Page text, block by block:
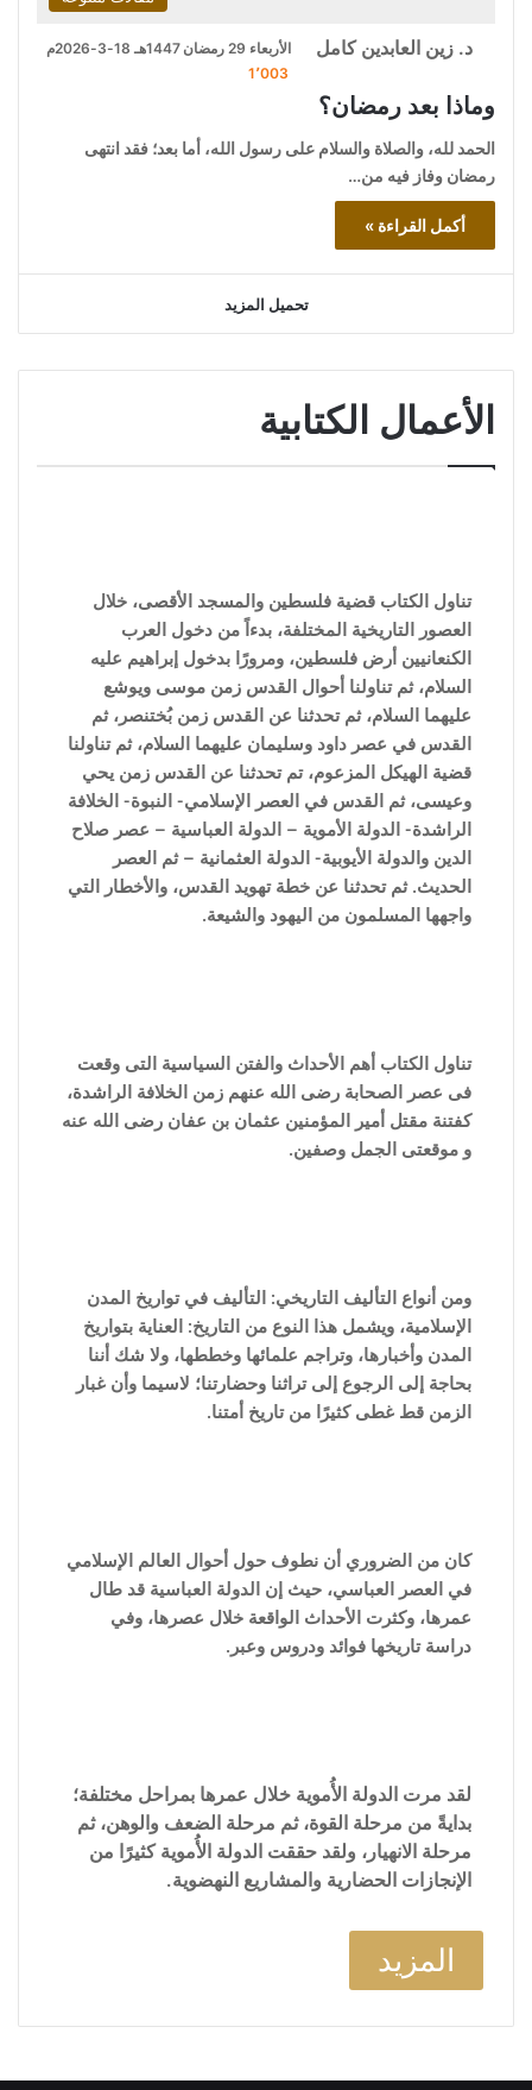
د. زين العابدين كامل
الأربعاء 29 رمضان 1447هـ 18-3-2026م
1٬003
وماذا بعد رمضان؟
الحمد لله، والصلاة والسلام على رسول الله، أما بعد؛ فقد انتهى
رمضان وفاز فيه من…
أكمل القراءة »
تحميل المزيد
الأعمال الكتابية
تناول الكتاب قضية فلسطين والمسجد الأقصى، خلال
العصور التاريخية المختلفة، بدءاً من دخول العرب
الكنعانيين أرض فلسطين، ومرورًا بدخول إبراهيم عليه
السلام، ثم تناولنا أحوال القدس زمن موسى ويوشع
عليهما السلام، ثم تحدثنا عن القدس زمن بُختنصر، ثم
القدس في عصر داود وسليمان عليهما السلام، ثم تناولنا
قضية الهيكل المزعوم، تم تحدثنا عن القدس زمن يحي
وعيسى، ثم القدس في العصر الإسلامي- النبوة- الخلافة
الراشدة- الدولة الأموية – الدولة العباسية – عصر صلاح
الدين والدولة الأيوبية- الدولة العثمانية – ثم العصر
الحديث. ثم تحدثنا عن خطة تهويد القدس، والأخطار التي
واجهها المسلمون من اليهود والشيعة.
تناول الكتاب أهم الأحداث والفتن ا لسياسية التى وقعت
فى عصر الصحابة رضى الله عنهم زمن الخلافة الراشدة،
كفتنة مقتل أمير المؤمنين عثمان بن عفان رضى الله عنه
و موقعتى الجمل وصفين.
ومن أنواع التأليف التاريخي: التأليف في تواريخ المدن
الإسلامية، ويشمل هذا النوع من التاريخ: العناية بتواريخ
المدن وأخبارها، وتراجم علمائها وخططها، ولا شك أننا
بحاجة إلى الرجوع إلى تراثنا وحضارتنا؛ لاسيما وأن غبار
الزمن قط غطى كثيرًا من تاريخ أمتنا.
كان من الضروري أن نطوف حول أحوال العالم الإسلامي
في العصر العباسي، حيث إن الدولة العباسية قد طال
عمرها، وكثرت الأحداث الواقعة خلال عصرها، وفي
دراسة تاريخها فوائد ودروس وعبر.
لقد مرت الدولة الأُموية خلال عمرها بمراحل مختلفة؛
بدايةً من مرحلة القوة، ثم مرحلة الضعف والوهن، ثم
مرحلة الانهيار، ولقد حققت الدولة الأُموية كثيرًا من
الإنجازات الحضارية والمشاريع النهضوية.
المزيد